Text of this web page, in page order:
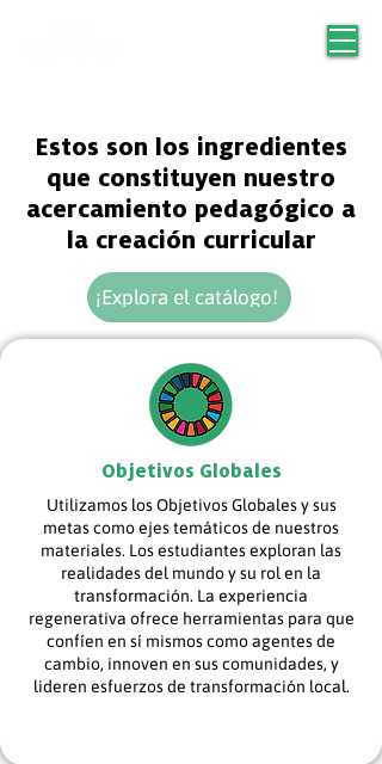
Estos son los ingredientes
que constituyen nuestro
acercamiento pedagógico a
la creación curricular
¡Explora el catálogo!
Objetivos Globales
Utilizamos los Objetivos Globales y sus
metas como ejes temáticos de nuestros
materiales. Los estudiantes exploran las
realidades del mundo y su rol en la
transformación. La experiencia
regenerativa ofrece herramientas para que
confíen en sí mismos como agentes de
cambio, innoven en sus comunidades, y
lideren esfuerzos de transformación local.